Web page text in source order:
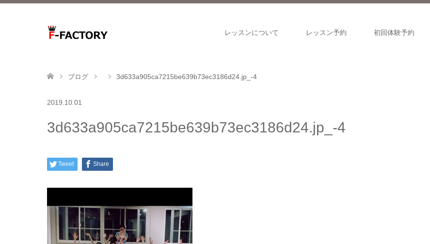
レッスンについて レッスン予約 初回体験予約
ブログ 3d633a905ca7215be639b73ec3186d24.jp_-4
2019.10.01
3d633a905ca7215be639b73ec3186d24.jp_-4
Tweet Share